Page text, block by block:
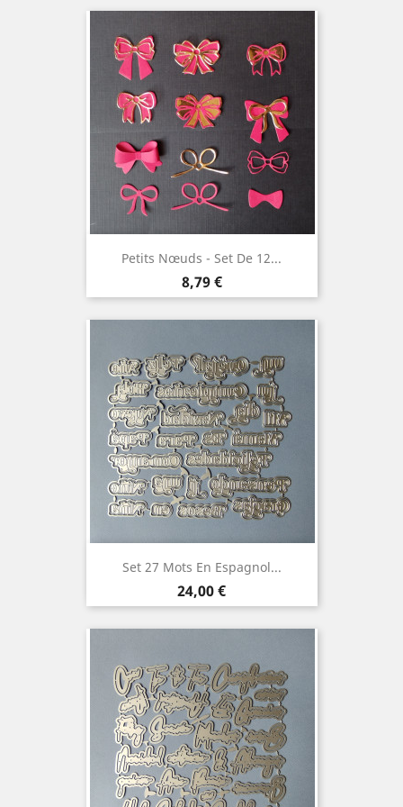
Petits Nœuds - Set De 12...
Prix
8,79 €
Set 27 Mots En Espagnol...
Prix
24,00 €